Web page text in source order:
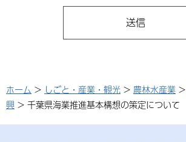
ホーム > しごと・産業・観光 > 農林水産業 >
興 > 千葉県海業推進基本構想の策定について